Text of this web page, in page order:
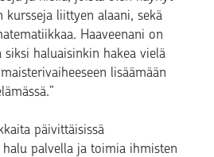
liittyen alaani, sekä
Haaveenani on
haluaisinkin hakea vielä
lisäämään
päivittäisissä
palvella ja toimia ihmisten